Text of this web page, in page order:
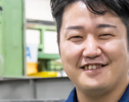
へ
ス